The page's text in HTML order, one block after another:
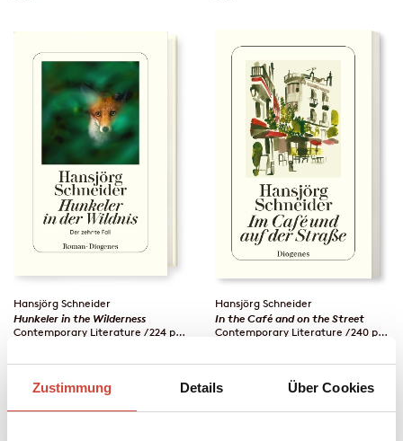
Zustimmung Details Über Cookies
Hansjörg Schneider
Hunkeler in the Wilderness
Contemporary Literature / 224 pages
Hansjörg Schneider
In the Café and on the Street
Contemporary Literature / 240 pages